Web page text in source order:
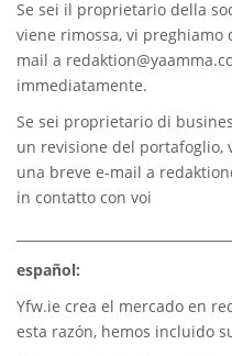
Se sei il proprietario della
viene rimossa, vi preghiamo
mail a
immediatamente.
Se sei proprietario di
un revisione del portafoglio,
una breve e-mail a
in contatto con voi
español:
Yfw.ie crea el mercado en
esta razón, hemos incluido